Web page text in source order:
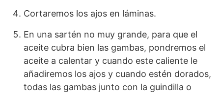
Cortaremos los ajos en láminas.
En una sartén no muy grande, para que el
aceite cubra bien las gambas, pondremos el
aceite a calentar y cuando este caliente le
añadiremos los ajos y cuando estén dorados,
todas las gambas junto con la guindilla o